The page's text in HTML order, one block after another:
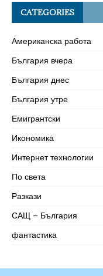
CATEGORIES
Американска работа
България вчера
България днес
България утре
Емигрантски
Икономика
Интернет технологии
По света
Разкази
САЩ – България
фантастика